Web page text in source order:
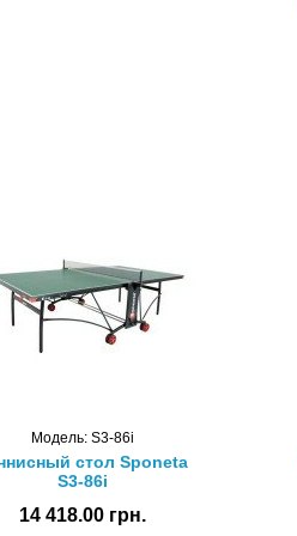
Модель: S3-86i
стол Sponeta
S3-86i
14 418.00 грн.